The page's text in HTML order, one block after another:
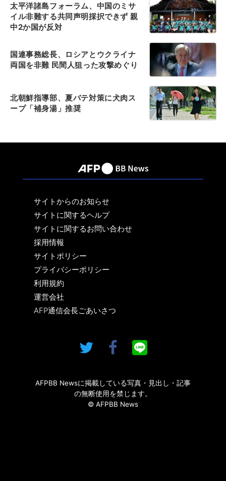
太平洋諸島フォーラム、中国のミサ
イル非難する共同声明採択できず 親
中2か国が反対
国連事務総長、ロシアとウクライナ
両国を非難 民間人狙った攻撃めぐり
北朝鮮指導部、夏バテ対策に犬肉ス
ープ「補身湯」推奨
サイトからのお知らせ
サイトに関するヘルプ
サイトに関するお問い合わせ
採用情報
サイトポリシー
プライバシーポリシー
利用規約
運営会社
AFP通信会長ごあいさつ
AFPBB Newsに掲載している写真・見出し・記事
の無断使用を禁じます。
© AFPBB News